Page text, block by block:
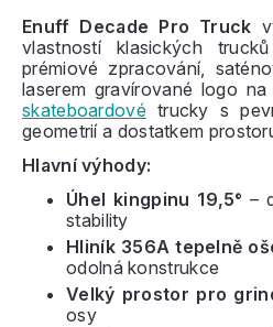
Enuff Decade Pro Truck
vlastností klasických
prémiové zpracování,
laserem gravírované logo
skateboardovétrucky s
geometrií a dostatkem
Hlavní výhody:
Úhel kingpinu 19,5° –
stability
Hliník 356A tepelně
odolná konstrukce
Velký prostor pro
osy